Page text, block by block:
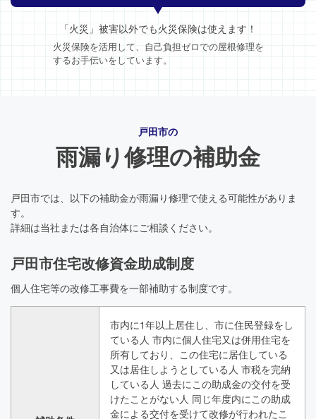
「火災」被害以外でも火災保険は使えます！
火災保険を活用して、自己負担ゼロでの屋根修理を
するお手伝いをしています。
戸田市の
雨漏り修理の補助金
戸田市では、以下の補助金が雨漏り修理で使える可能性がありま
す。
詳細は当社または各自治体にご相談ください。
戸田市住宅改修資金助成制度
個人住宅等の改修工事費を一部補助する制度です。
市内に1年以上居住し、市に住民登録をし
ている人 市内に個人住宅又は併用住宅を
所有しており、この住宅に居住している
又は居住しようとしている人 市税を完納
している人 過去にこの助成金の交付を受
けたことがない人 同じ年度内にこの助成
金による交付を受けて改修が行われたこ